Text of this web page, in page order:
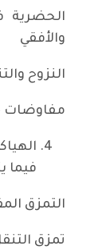
الحضرية
والأفقي
النزوح
مفاوضات
فيما
التمزق
تمزق